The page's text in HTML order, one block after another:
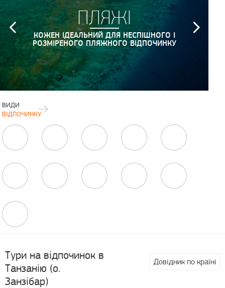
ПЛЯЖІ
КОЖЕН ІДЕАЛЬНИЙ ДЛЯ НЕСПІШНОГО І
РОЗМІРЕНОГО ПЛЯЖНОГО ВІДПОЧИНКУ
ВИДИ
ВІДПОЧИНКУ
Тури на відпочинок в
Танзанію (о.
Занзібар)
Довідник по країні